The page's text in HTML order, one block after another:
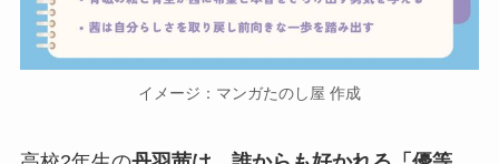
イメージ：マンガたのし屋 作成